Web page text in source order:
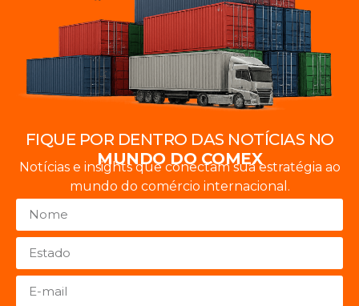
FIQUE POR DENTRO DAS NOTÍCIAS NO
MUNDO DO COMEX
Notícias e insights que conectam sua estratégia ao
mundo do comércio internacional.